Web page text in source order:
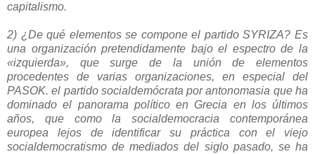
capitalismo.
2) ¿De qué elementos se compone el partidoSYRIZA? Es
una organización pretendidamente bajo el espectro de la
«izquierda», que surge de la unión de elementos
procedentes de varias organizaciones, en especial del
PASOK. el partido socialdemócrata por antonomasia que ha
dominado el panorama político en Grecia en los últimos
años, que como la socialdemocracia contemporánea
europea lejos de identificar su práctica con el viejo
socialdemocratismo de mediados del siglo pasado, se ha